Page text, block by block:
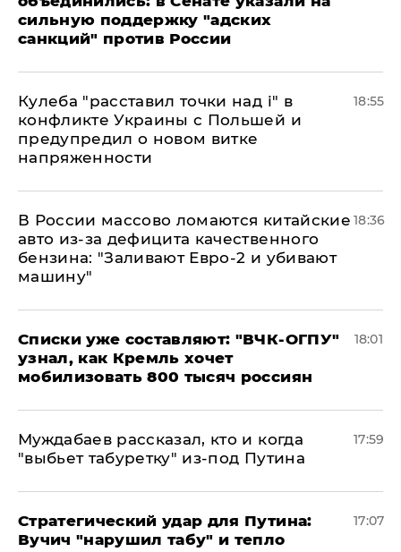
сильную поддержку "адских
санкций" против России
Кулеба "расставил точки над і" в
конфликте Украины с Польшей и
предупредил о новом витке
напряженности
18:55
В России массово ломаются китайские
авто из-за дефицита качественного
бензина: "Заливают Евро-2 и убивают
машину"
18:36
Списки уже составляют: "ВЧК-ОГПУ"
узнал, как Кремль хочет
мобилизовать 800 тысяч россиян
18:01
Муждабаев рассказал, кто и когда
"выбьет табуретку" из-под Путина
17:59
Стратегический удар для Путина:
Вучич "нарушил табу" и тепло
17:07